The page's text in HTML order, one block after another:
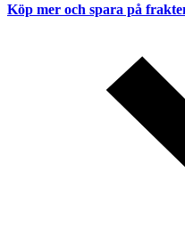
Köp mer och spara på